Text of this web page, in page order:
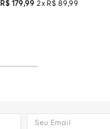
R$ 179,99 2 R$ 89 ,99